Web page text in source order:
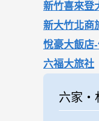
新竹喜來登
新大竹北商
悅豪大飯店
六福大旅社
六家‧